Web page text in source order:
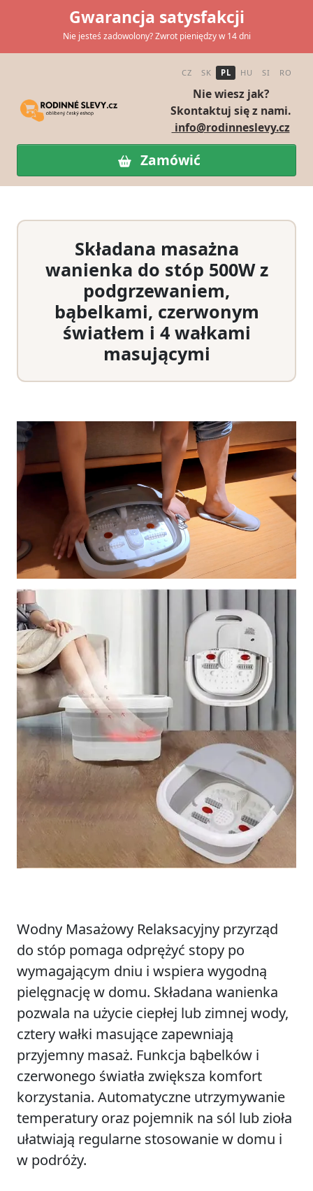
Gwarancja satysfakcji
Nie jesteś zadowolony? Zwrot pieniędzy w 14 dni
CZ SK PL HU SI RO
Nie wiesz jak?
Skontaktuj się z nami.
info@rodinneslevy.cz
Zamówić
Składana masażna
wanienka do stóp 500W z
podgrzewaniem,
bąbelkami, czerwonym
światłem i 4 wałkami
masującymi
Wodny Masażowy Relaksacyjny przyrząd
do stóp pomaga odprężyć stopy po
wymagającym dniu i wspiera wygodną
pielęgnację w domu. Składana wanienka
pozwala na użycie ciepłej lub zimnej wody,
cztery wałki masujące zapewniają
przyjemny masaż. Funkcja bąbelków i
czerwonego światła zwiększa komfort
korzystania. Automatyczne utrzymywanie
temperatury oraz pojemnik na sól lub zioła
ułatwiają regularne stosowanie w domu i
w podróży.